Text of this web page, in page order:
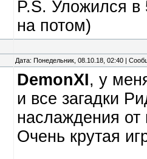
P.S. Уложился в
на потом)
Дата: Понедельник, 08.10.18, 02:40 |
DemonXI, у
и все загадки
наслаждения от
Очень крутая